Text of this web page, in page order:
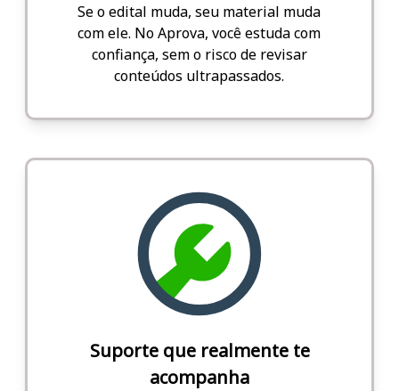
Se o edital muda, seu material muda
com ele. No Aprova, você estuda com
confiança, sem o risco de revisar
conteúdos ultrapassados.
Suporte que realmente te
acompanha